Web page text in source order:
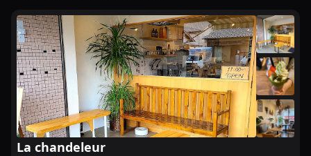
4
選
-
こ
と
り
っ
ぷ
La chandeleur